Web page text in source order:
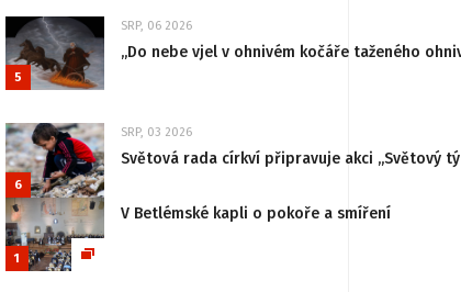
5
SRP, 06 2026
„Do nebe vjel v ohnivém kočáře taženého
6
SRP, 03 2026
Světová rada církví připravuje akci „Světový
1
V Betlémské kapli o pokoře a smíření